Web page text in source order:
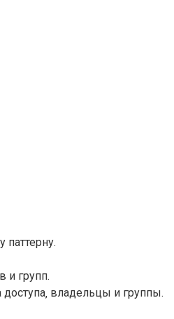
и групп.
доступа‚ владельцы и группы.